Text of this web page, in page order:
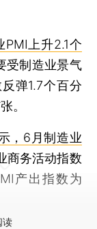
上升2.1个
受制造业景气
弹1.7个百分
。
，6月制造业
商务活动指数
产出指数为
读